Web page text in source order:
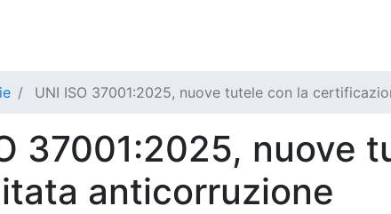
UNI ISO 37001:2025, nuove tutele con la
37001:2025, nuove
anticorruzione